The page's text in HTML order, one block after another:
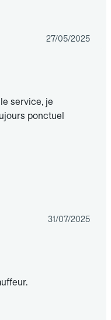
27/05/2025
service, je
ponctuel
31/07/2025